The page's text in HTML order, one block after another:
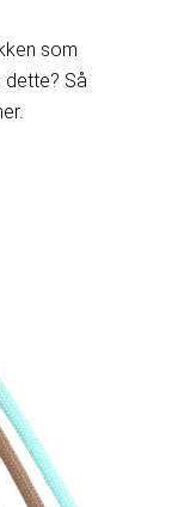
som
Så
.